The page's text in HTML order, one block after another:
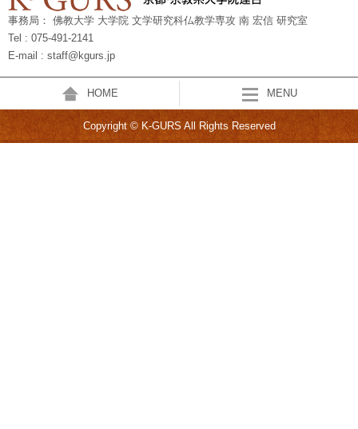
事務局： 佛教大学 大学院 文学研究科仏教学専攻 南 宏信 研究室
Tel : 075-491-2141
E-mail : staff@kgurs.jp
HOME MENU
Copyright © K-GURS All Rights Reserved